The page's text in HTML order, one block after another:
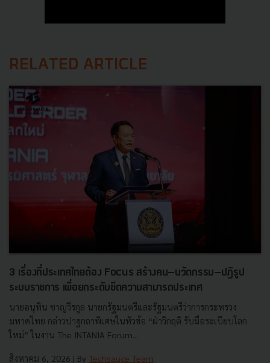
RELATED ARTICLE
3 เรื่องที่ประเทศไทยต้อง Focus สร้างคน–นวัตกรรม–ปฏิรูป
ระบบราชการ เพื่อยกระดับขีดความสามารถประเทศ
นายอนุทิน ชาญวีรกูล นายกรัฐมนตรีและรัฐมนตรีว่าการกระทรวง
มหาดไทย กล่าวปาฐกถาพิเศษในหัวข้อ “ฝ่าวิกฤติ รับมือระเบียบโลก
ใหม่” ในงาน The INTANIA Forum...
สิงหาคม 6, 2026 | By Techsauce Team